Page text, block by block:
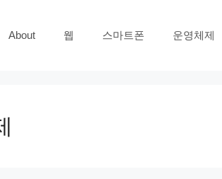
About 웹 스마트폰 운영체제